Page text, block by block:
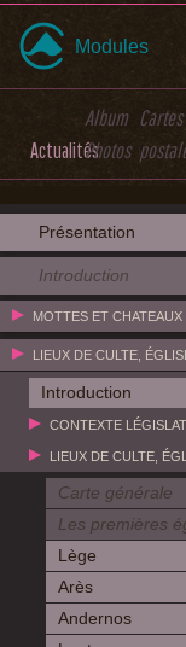
Modules
Actualités
Album
Photos
Cartes
Présentation
Introduction
MOTTES ET CHATEAUX
LIEUX DE CULTE,
Introduction
CONTEXTE
LIEUX DE CULTE,
Carte générale
Les premières
Lège
Arès
Andernos